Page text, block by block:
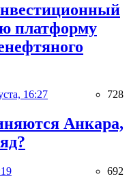
платформу
16:27 728
Анкара,
692